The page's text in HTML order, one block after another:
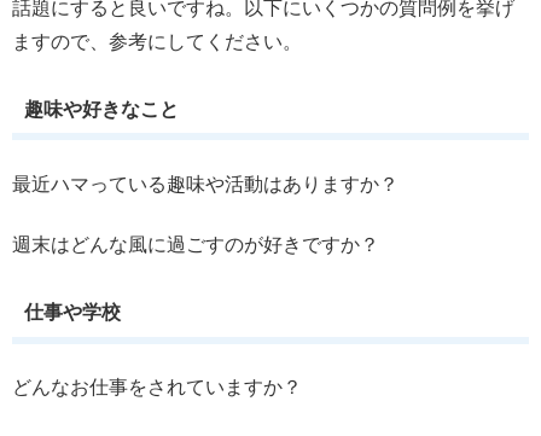
話題にすると良いですね。以下にいくつかの質問例を挙げ
ますので、参考にしてください。
趣味や好きなこと
最近ハマっている趣味や活動はありますか？
週末はどんな風に過ごすのが好きですか？
仕事や学校
どんなお仕事をされていますか？